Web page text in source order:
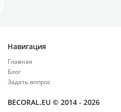
Навигация
Главная
Блог
Задать вопрос
BECORAL.EU © 2014 - 2026